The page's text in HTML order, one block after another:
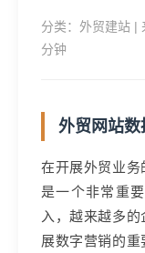
分类：外贸建站 |
分钟
外贸网站
在开展外贸业务
是一个非常重
入，越来越多
展数字营销的